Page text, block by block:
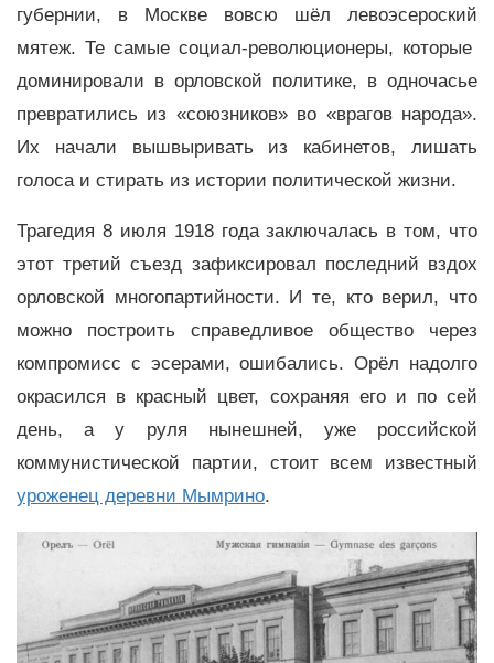
губернии, в Москве вовсю шёл левоэсероский
мятеж. Те самые социал-революционеры, которые
доминировали в орловской политике, в одночасье
превратились из «союзников» во «врагов народа».
Их начали вышвыривать из кабинетов, лишать
голоса и стирать из истории политической жизни.
Трагедия 8 июля 1918 года заключалась в том, что
этот третий съезд зафиксировал последний вздох
орловской многопартийности. И те, кто верил, что
можно построить справедливое общество через
компромисс с эсерами, ошибались. Орёл надолго
окрасился в красный цвет, сохраняя его и по сей
день, а у руля нынешней, уже российской
коммунистической партии, стоит всем известный
уроженец деревни Мымрино.